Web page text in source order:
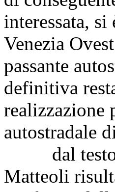
interessata,
Venezia
passante
definitiva
realizzazione
autostradale
dal testo
Matteoli